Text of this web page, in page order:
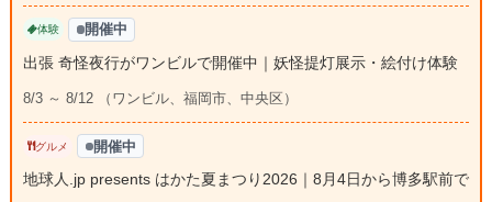
体験 開催中
出張 奇怪夜行がワンビルで開催中｜妖怪提灯展示・絵付け体験
8/3 ～ 8/12 （ワンビル、福岡市、中央区）
グルメ 開催中
地球人.jp presents はかた夏まつり2026｜8月4日から博多駅前で